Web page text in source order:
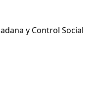
y Control Social